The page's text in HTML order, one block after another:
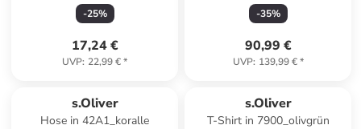
-25%
17,24 €
UVP: 22,99 €*
-35%
90,99 €
UVP: 139,99 €*
s.Oliver
Hose in 42A1_koralle
s.Oliver
T-Shirt in 7900_olivgrün